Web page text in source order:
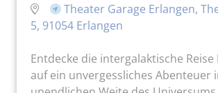
Theater Garage Erlangen,
5, 91054 Erlangen
Entdecke die intergalaktische Reise
auf ein unvergessliches Abenteuer